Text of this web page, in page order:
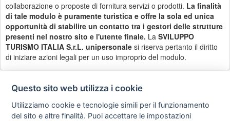
collaborazione o proposte di fornitura servizi o prodotti. La finalità
di tale modulo è puramente turistica e offre la sola ed unica
opportunità di stabilire un contatto tra i gestori delle strutture
presenti nel nostro sito e l'utente finale. La SVILUPPO
TURISMO ITALIA S.r.L. unipersonale si riserva pertanto il diritto
di iniziare azioni legali per un uso improprio del modulo.
Privacy
policy
Avviso
legale
Scrivici
Questo sito web utilizza i cookie
Utilizziamo cookie e tecnologie simili per il funzionamento
del sito e altre finalità. Puoi accettare le impostazioni